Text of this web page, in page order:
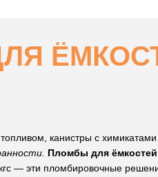
канистры с
Пломбы для ёмкостей
— эти пломбировочные